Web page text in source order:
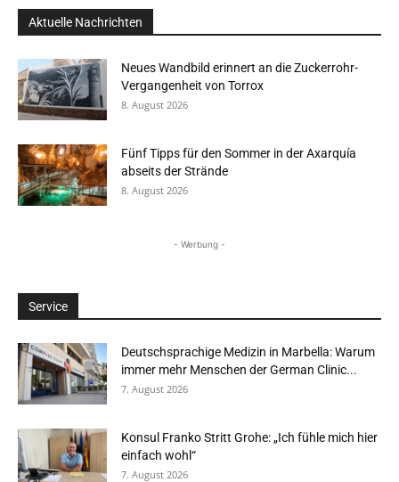
Aktuelle Nachrichten
Neues Wandbild erinnert an die Zuckerrohr-
Vergangenheit von Torrox
8. August 2026
Fünf Tipps für den Sommer in der Axarquía
abseits der Strände
8. August 2026
- Werbung -
Service
Deutschsprachige Medizin in Marbella: Warum
immer mehr Menschen der German Clinic...
7. August 2026
Konsul Franko Stritt Grohe: „Ich fühle mich hier
einfach wohl“
7. August 2026